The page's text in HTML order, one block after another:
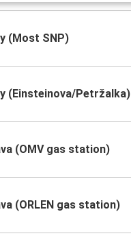
(Most SNP)
(Einsteinova/Petržalka)
(OMV gas station)
(ORLEN gas station)